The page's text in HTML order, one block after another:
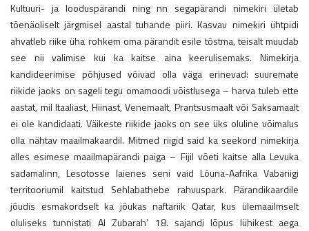
Kultuuri- ja looduspärandi ning nn segapärandi nimekiri ületab
tõenäoliselt järgmisel aastal tuhande piiri. Kasvav nimekiri ühtpidi
ahvatleb riike üha rohkem oma pärandit esile tõstma, teisalt muudab
see nii valimise kui ka kaitse aina keerulisemaks. Nimekirja
kandideerimise põhjused võivad olla väga erinevad: suuremate
riikide jaoks on sageli tegu omamoodi võistlusega – harva tuleb ette
aastat, mil Itaaliast, Hiinast, Venemaalt, Prantsusmaalt või Saksamaalt
ei ole kandidaati. Väikeste riikide jaoks on see üks oluline võimalus
olla nähtav maailmakaardil. Mitmed riigid said ka seekord nimekirja
alles esimese maailmapärandi paiga – Fijil võeti kaitse alla Levuka
sadamalinn, Lesotosse laienes seni vaid Lõuna-Aafrika Vabariigi
territooriumil kaitstud Sehlabathebe rahvuspark. Pärandikaardile
jõudis esmakordselt ka jõukas naftariik Qatar, kus ülemaailmselt
oluliseks tunnistati Al Zubarah’ 18. sajandi lõpus lühikest aega